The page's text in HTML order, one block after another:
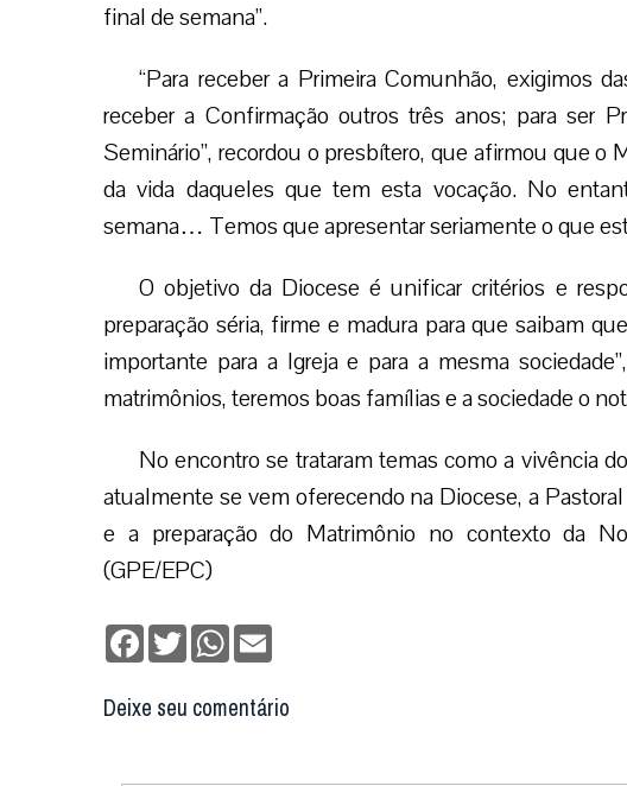
final de semana”.
“Para receber a Primeira Comunhão, exigimos
receber a Confirmação outros três anos; para ser
Seminário”, recordou o presbítero, que afirmou que
da vida daqueles que tem esta vocação. No
semana… Temos que apresentar seriamente o que
O objetivo da Diocese é unificar critérios e
preparação séria, firme e madura para que saibam
importante para a Igreja e para a mesma
matrimônios, teremos boas famílias e a sociedade o
No encontro se trataram temas como a vivência
atualmente se vem oferecendo na Diocese, a
e a preparação do Matrimônio no contexto da
(GPE/EPC)
Facebook
TwitterWhatsApp
Deixe seu comentário